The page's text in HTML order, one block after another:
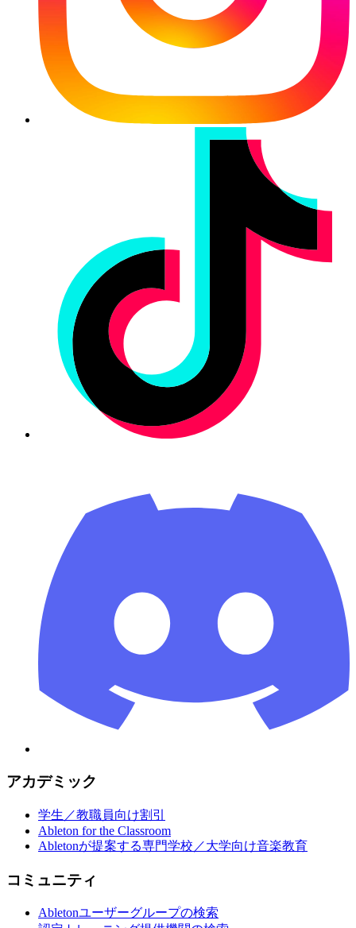
アカデミック
学生／教職員向け割引
Ableton for the Classroom
Abletonが提案する専門学校／大学向け音楽教育
コミュニティ
Abletonユーザーグループの検索